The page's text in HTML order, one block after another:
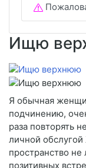
Ищю
Я обычная
подчинению,
раза повторять
личной
пространство
позитивных